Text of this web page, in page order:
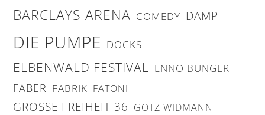
BARCLAYS ARENA COMEDY DAMP
DIE PUMPE DOCKS
ELBENWALD FESTIVAL ENNO BUNGER
FABER FABRIK FATONI
GROSSE FREIHEIT 36 GÖTZ WIDMANN